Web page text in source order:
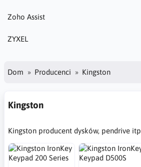
Zoho Assist
ZYXEL
Dom Producenci Kingston
Kingston
Kingston producent dysków, pendrive itp